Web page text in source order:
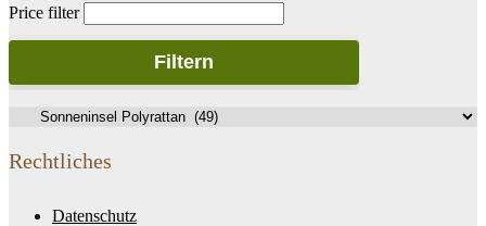
Price filter
Filtern
Rechtliches
Datenschutz